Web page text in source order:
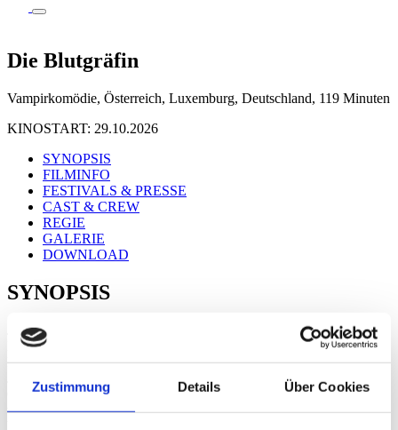
Zustimmung Details Über Cookies
Die Blutgräfin
Vampirkomödie, Österreich, Luxemburg, Deutschland, 119 Minuten
KINOSTART: 29.10.2026
SYNOPSIS
FILMINFO
FESTIVALS & PRESSE
CAST & CREW
REGIE
GALERIE
DOWNLOAD
SYNOPSIS
Jahrhunderte nach ihrem mysteriösen Verschwinden taucht die
Blutgräfin (Isabelle Huppert) im heutigen Wien wieder auf. Der
Legende nach ist sie eine der fleißigsten Vampirinnen des 16.
Jahrhunderts, die sich reihenweise Dienstmädchen schmecken ließ.
Gemeinsam mit ihrer treuen Zofe Hermine (Birgit Minichmayr)
versucht sie, ein gefährliches Buch aufzuspüren, das die Macht